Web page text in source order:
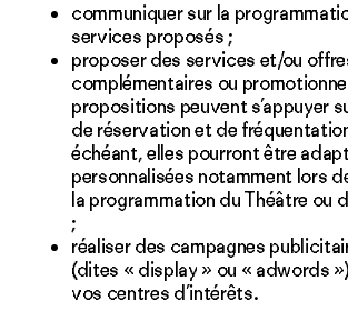
communiquer sur la
services proposés ;
proposer des services et/ou
complémentaires ou
propositions peuvent s’appuyer
de réservation et de
échéant, elles pourront être
personnalisées notamment lors
la programmation du Théâtre ou
;
réaliser des campagnes
(dites « display » ou « adwords
vos centres d’intérêts.